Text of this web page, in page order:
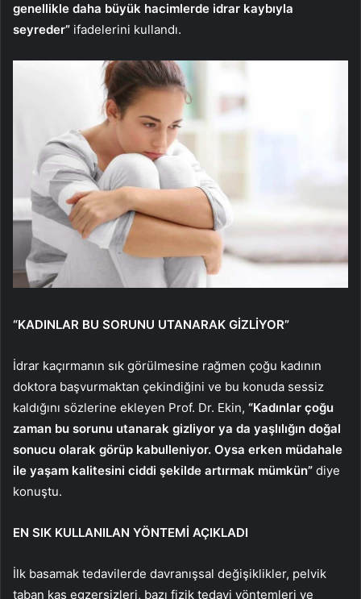
genellikle daha büyük hacimlerde idrar kaybıyla
seyreder” ifadelerini kullandı.
“KADINLAR BU SORUNU UTANARAK GİZLİYOR”
İdrar kaçırmanın sık görülmesine rağmen çoğu kadının
doktora başvurmaktan çekindiğini ve bu konuda sessiz
kaldığını sözlerine ekleyen Prof. Dr. Ekin, “Kadınlar çoğu
zaman bu sorunu utanarak gizliyor ya da yaşlılığın doğal
sonucu olarak görüp kabulleniyor. Oysa erken müdahale
ile yaşam kalitesini ciddi şekilde artırmak mümkün” diye
konuştu.
EN SIK KULLANILAN YÖNTEMİ AÇIKLADI
İlk basamak tedavilerde davranışsal değişiklikler, pelvik
taban kas egzersizleri, bazı fizik tedavi yöntemleri ve